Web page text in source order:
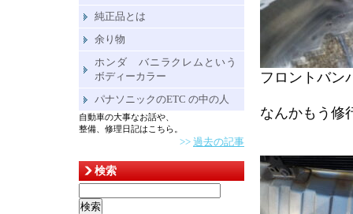
フロントバン
なんかもう修
純正品とは
余り物
ホンダ バニラクレムという
ボディーカラー
パナソニックのETC の中の人
自動車の大事なお話や、
整備、修理日記はこちら。
>> 過去の記事
検索
索: